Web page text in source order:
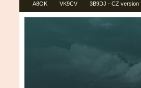
A8OK VK9CV 3B9DJ - CZ version